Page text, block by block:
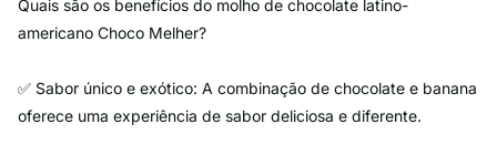
Quais são os benefícios do molho de chocolate latino-
americano Choco Melher?
✅ Sabor único e exótico: A combinação de chocolate e banana
oferece uma experiência de sabor deliciosa e diferente.